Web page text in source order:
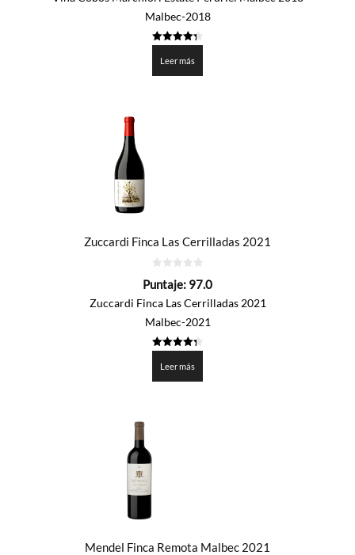
Malbec-2018
de 5
Leer más
Zuccardi Finca Las Cerrilladas 2021
de
Puntaje: 97.0
Zuccardi Finca Las Cerrilladas 2021
Malbec-2021
de 5
Leer más
Mendel Finca Remota Malbec 2021